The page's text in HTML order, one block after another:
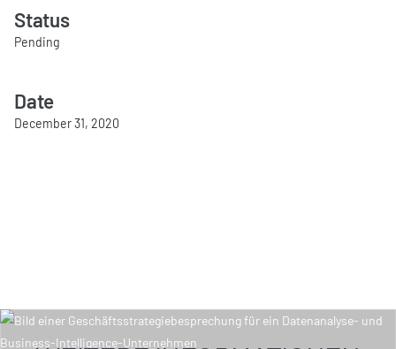
Status
Pending
Date
December 31, 2020